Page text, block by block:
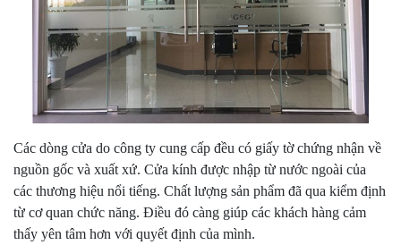
Các dòng cửa do công ty cung cấp đều có giấy tờ chứng nhận về
nguồn gốc và xuất xứ. Cửa kính được nhập từ nước ngoài của
các thương hiệu nổi tiếng. Chất lượng sản phẩm đã qua kiểm định
từ cơ quan chức năng. Điều đó càng giúp các khách hàng cảm
thấy yên tâm hơn với quyết định của mình.